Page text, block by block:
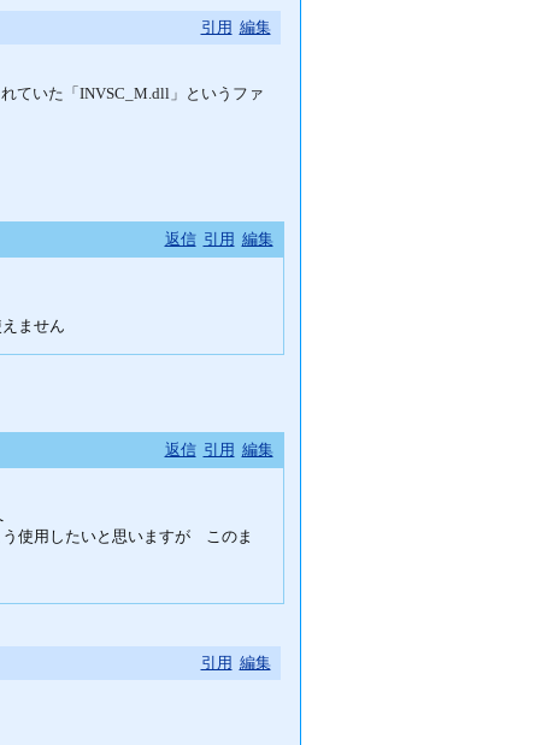
引用 編集
ていた「INVSC_M.dll」というファ
返信 引用 編集
ません
返信 引用 編集
使用したいと思いますが このま
引用 編集